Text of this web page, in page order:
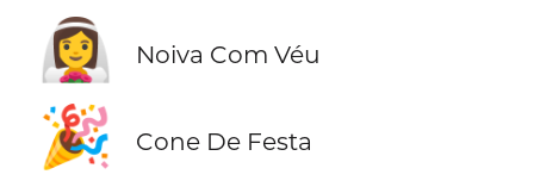
👰‍♀️ Noiva Com Véu
🎉 Cone De Festa